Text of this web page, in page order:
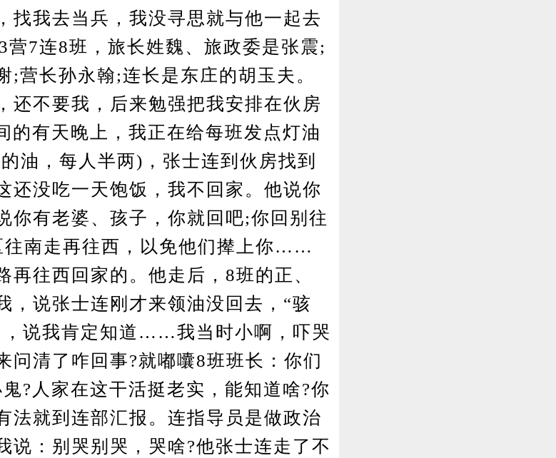
找我去当兵，我没寻思就与他一起去
营7连8班，旅长姓魏、旅政委是张震;
;营长孙永翰;连长是东庄的胡玉夫。
还不要我，后来勉强把我安排在伙房
的有天晚上，我正在给每班发点灯油
油，每人半两)，张士连到伙房找到
还没吃一天饱饭，我不回家。他说你
你有老婆、孩子，你就回吧;你回别往
往南走再往西，以免他们撵上你……
再往西回家的。他走后，8班的正、
，说张士连刚才来领油没回去，“骇
，说我肯定知道……我当时小啊，吓哭
问清了咋回事?就嘟囔8班班长：你们
?人家在这干活挺老实，能知道啥?你
就到连部汇报。连指导员是做政治
说：别哭别哭，哭啥?他张士连走了不